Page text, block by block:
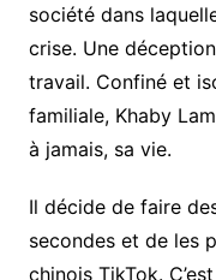
société dans
crise. Une
travail. Confiné et
familiale, Khaby
à jamais, sa vie.
Il décide de faire
secondes et de les
chinois TikTok.